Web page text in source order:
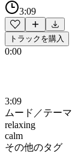
3:09
トラックを購入
0:00
3:09
ムード／テーマ
relaxing
calm
その他のタグ